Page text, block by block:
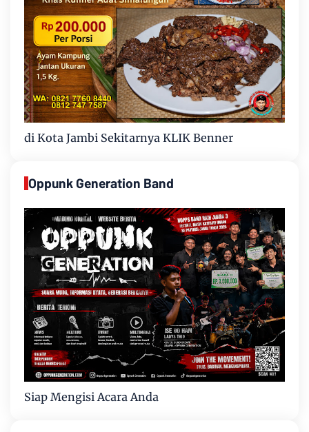
di Kota Jambi Sekitarnya KLIK Benner
Oppunk Generation Band
Siap Mengisi Acara Anda